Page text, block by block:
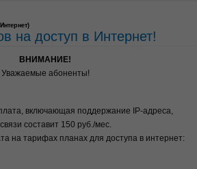
Интернет)
на доступ в Интернет!
ВНИМАНИЕ!
Уважаемые абоненты!
включающая поддержание IP-адреса,
составит 150 руб./мес.
на тарифах планах для доступа в интернет: